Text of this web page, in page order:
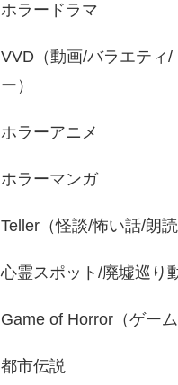
ホラードラマ
VVD（動画/バラエティ/
ー）
ホラーアニメ
ホラーマンガ
Teller（怪談/怖い話/朗読
心霊スポット/廃墟巡り
Game of Horror（ゲーム
都市伝説